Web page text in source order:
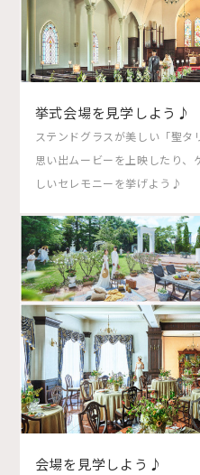
挙式会場を見学しよう♪
ステンドグラスが美しい「聖タ
思い出ムービーを上映したり、
しいセレモニーを挙げよう♪
会場を見学しよう♪